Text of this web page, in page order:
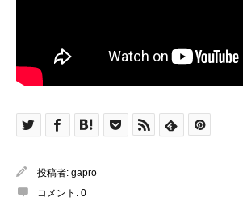
投稿者: gapro
コメント: 0